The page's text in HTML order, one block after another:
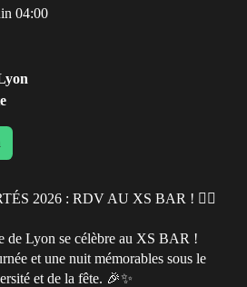
04:00
2026 : RDV AU XS BAR ! 🏳️‍🌈
de Lyon se célèbre au XS BAR !
et une nuit mémorables sous le
et de la fête. 🎉✨